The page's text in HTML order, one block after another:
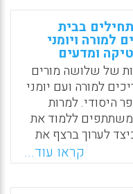
ספרי לימוד,
שמטרתם
שוחרת שלום
הטיות
מבוסס על גישות
שפותחו לאחר שתי
אחרים (פאלק
בבית
למורה ויומני
ומדעים
של שלושה מורים
למורה ועם יומני
היסודי. למרות
ללמוד את
לערוך ברצף את
הקמפוס שדרשה
המעקב הובילה
ולהתנגדות מצד
קראו עוד...